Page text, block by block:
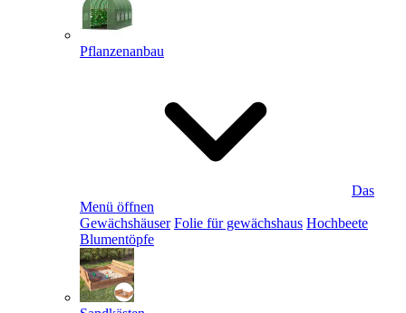
Pflanzenanbau
Das
Menü öffnen
Gewächshäuser Folie für gewächshaus Hochbeete
Blumentöpfe